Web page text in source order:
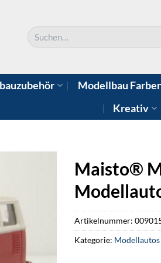
Suchen
nach:
Modellbau
Kreativ
Maisto®
Artikelnummer:
Kategorie: Modellautos